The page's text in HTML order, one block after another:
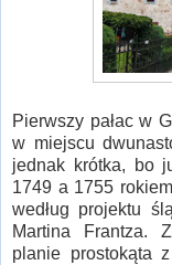
Pierwszy pałac w
w miejscu
jednak krótka, bo
1749 a 1755
według projektu
Martina Frantza.
planie prostokąta